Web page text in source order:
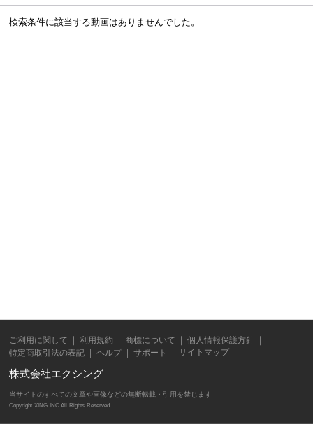
検索条件に該当する動画はありませんでした。
ご利用に関して 利用規約 商標について
個人情報保護方針
特定商取引法の表記
ヘルプ サポート サイトマップ
株式会社エクシング
当サイトのすべての文章や画像などの無断転載・引用を禁じます
Copyright XING INC.All Rights Reserved.